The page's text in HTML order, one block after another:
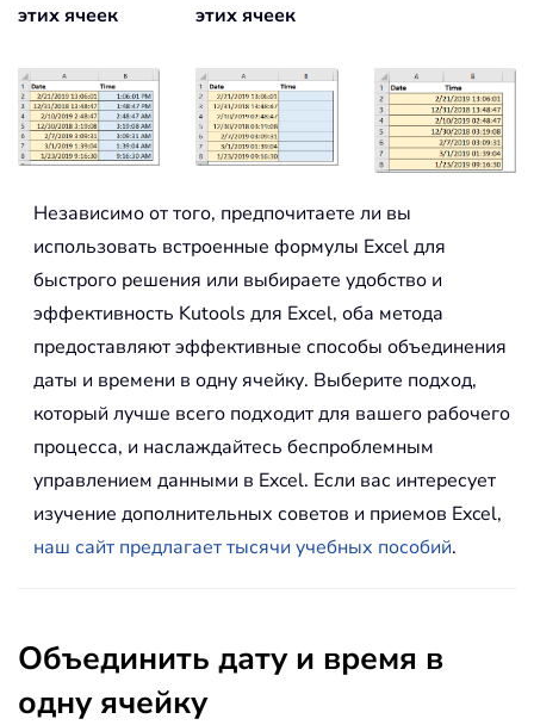
этих ячеек
этих ячеек
Независимо от того, предпочитаете ли вы
использовать встроенные формулы Excel для
быстрого решения или выбираете удобство и
эффективность Kutools для Excel, оба метода
предоставляют эффективные способы объединения
даты и времени в одну ячейку. Выберите подход,
который лучше всего подходит для вашего рабочего
процесса, и наслаждайтесь беспроблемным
управлением данными в Excel. Если вас интересует
изучение дополнительных советов и приемов Excel,
наш сайт предлагает тысячи учебных пособий.
Объединить дату и время в
одну ячейку